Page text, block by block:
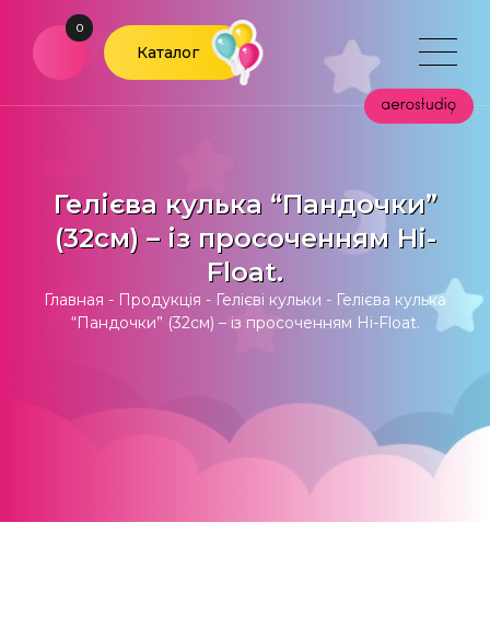
0
Каталог
Гелієва кулька “Пандочки”
(32см) – із просоченням Hi-
Float.
Главная - Продукція - Гелієві кульки - Гелієва кулька
“Пандочки” (32см) – із просоченням Hi-Float.